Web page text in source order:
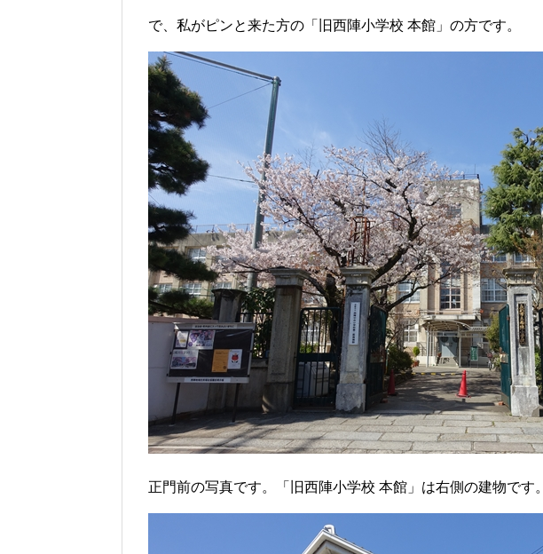
で、私がピンと来た方の「旧西陣小学校 本館」の方です。
正門前の写真です。「旧西陣小学校 本館」は右側の建物です。